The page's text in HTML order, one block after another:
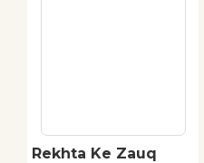
Rekhta Ke Zauq